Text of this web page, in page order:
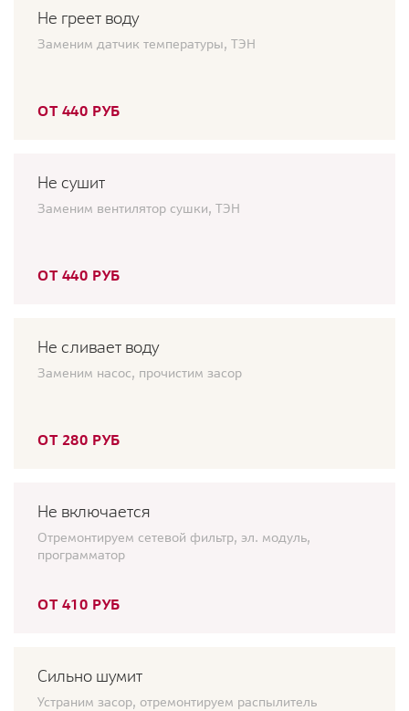
Не греет воду
Заменим датчик температуры, ТЭН
ОТ 440 РУБ
Не сушит
Заменим вентилятор сушки, ТЭН
ОТ 440 РУБ
Не сливает воду
Заменим насос, прочистим засор
ОТ 280 РУБ
Не включается
Отремонтируем сетевой фильтр, эл. модуль,
программатор
ОТ 410 РУБ
Сильно шумит
Устраним засор, отремонтируем распылитель